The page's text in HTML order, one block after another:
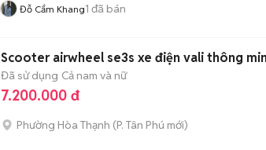
Đỗ Cẩm Khang1 đã bán
Scooter airwheel se3s xe điện vali thông
Đã sử dụng Cả nam và nữ
7.200.000 đ
Phường Hòa Thạnh (P. Tân Phú mới)